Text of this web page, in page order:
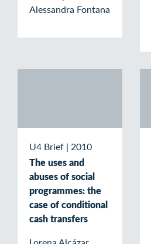
Alessandra Fontana
U4 Brief | 2010
The uses and
abuses of social
programmes: the
case of conditional
cash transfers